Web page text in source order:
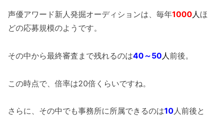
声優アワード新人発掘オーディションは、毎年1000人ほ
どの応募規模のようです。
その中から最終審査まで残れるのは40～50人 前後。
この時点で、倍率は20倍くらいですね。
さらに、その中でも事務所に所属できるのは10人前後と